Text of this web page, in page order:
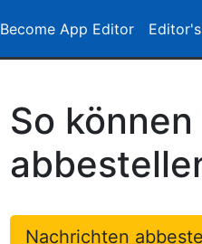
Become App Editor
So
Nachrichten